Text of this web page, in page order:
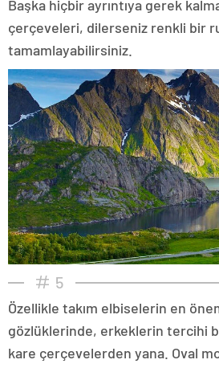
Başka hiçbir ayrıntıya gerek
çerçeveleri, dilerseniz renkli bir
tamamlayabilirsiniz.
5
Özellikle takım elbiselerin en
gözlüklerinde, erkeklerin tercihi
kare çerçevelerden yana. Oval